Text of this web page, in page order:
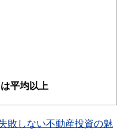
」に関する書籍・雑誌の編集経
ら記事掲載まですべての工程に
ンテンツを追求しています。
士、相続診断士、住宅ローンア
筆者・監修者として迎え、むず
、相続、保険、ローンなどの話
平均以上
敗しない不動産投資の魅